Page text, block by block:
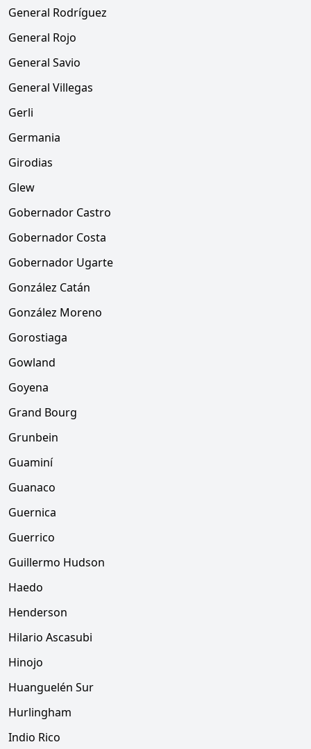
General Rodríguez
General Rojo
General Savio
General Villegas
Gerli
Germania
Girodias
Glew
Gobernador Castro
Gobernador Costa
Gobernador Ugarte
González Catán
González Moreno
Gorostiaga
Gowland
Goyena
Grand Bourg
Grunbein
Guaminí
Guanaco
Guernica
Guerrico
Guillermo Hudson
Haedo
Henderson
Hilario Ascasubi
Hinojo
Huanguelén Sur
Hurlingham
Indio Rico